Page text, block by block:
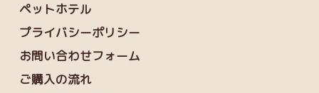
ペットホテル
プライバシーポリシー
お問い合わせフォーム
ご購入の流れ